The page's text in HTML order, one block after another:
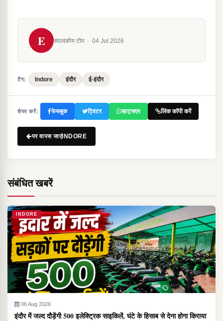
E संपादकीय टीम · 04 Jul 2026
टैग: Indore इंदौर ई-इंदौर
शेयर करें: फेसबुक ट्विटर व्हाट्सएप लिंक कॉपी करें
पर वापस जाएंINDORE
संबंधित खबरें
INDORE
06 Aug 2026
इंदौर में जल्द दौड़ेंगी 500 इलेक्ट्रिक साइकिलें, घंटे के हिसाब से देना होगा किराया